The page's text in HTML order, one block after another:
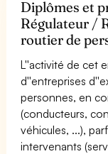
Diplômes et
Régulateur /
routier de
L''activité de cet
d''entreprises
personnes, en
(conducteurs,
véhicules, ...),
intervenants